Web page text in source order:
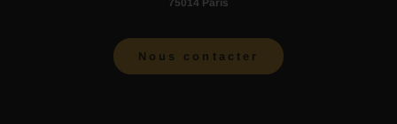
75014 Paris
Nous contacter